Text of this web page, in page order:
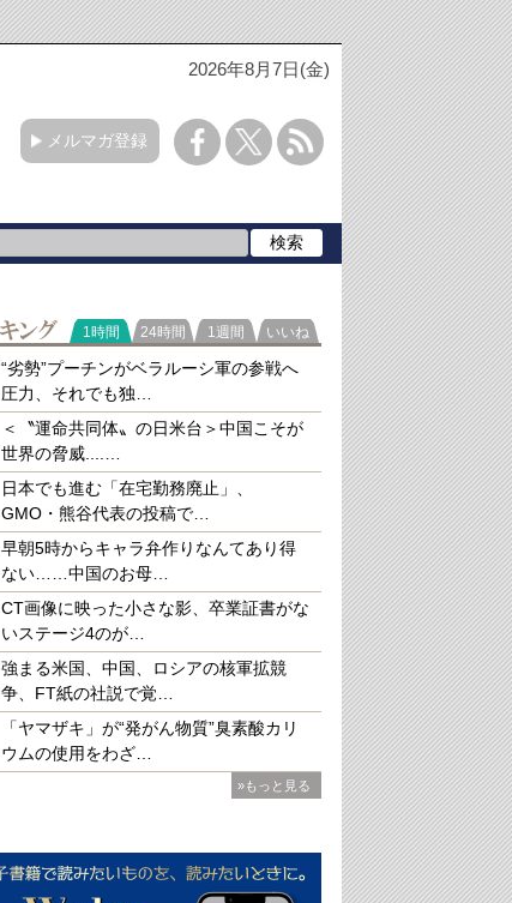
2026年8月7日(金)
メルマガ登録
ランキング
1時間 24時間 1週間 いいね
“劣勢”プーチンがベラルーシ軍の参戦へ
圧力、それでも独…
＜〝運命共同体〟の日米台＞中国こそが
世界の脅威....…
日本でも進む「在宅勤務廃止」、
GMO・熊谷代表の投稿で…
早朝5時からキャラ弁作りなんてあり得
ない……中国のお母…
CT画像に映った小さな影、卒業証書がな
いステージ4のが…
強まる米国、中国、ロシアの核軍拡競
争、FT紙の社説で覚…
「ヤマザキ」が“発がん物質”臭素酸カリ
ウムの使用をわざ…
»もっと見る